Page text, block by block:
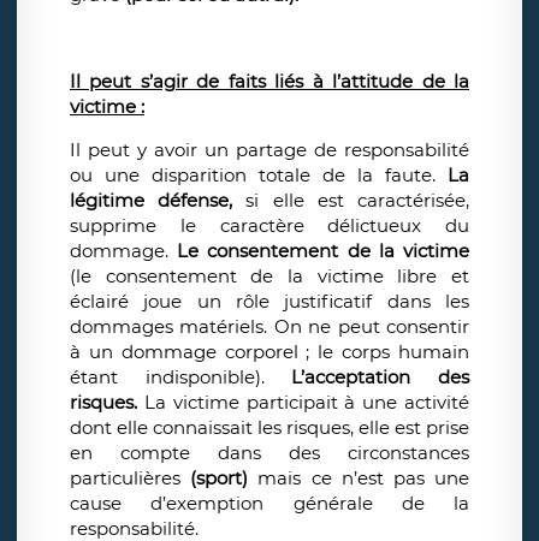
Il peut s’agir de faits liés à l’attitude de la
victime :
Il peut y avoir un partage de responsabilité
ou une disparition totale de la faute. La
légitime défense, si elle est caractérisée,
supprime le caractère délictueux du
dommage. Le consentement de la victime
(le consentement de la victime libre et
éclairé joue un rôle justificatif dans les
dommages matériels. On ne peut consentir
à un dommage corporel ; le corps humain
étant indisponible). L’acceptation des
risques. La victime participait à une activité
dont elle connaissait les risques, elle est prise
en compte dans des circonstances
particulières (sport) mais ce n’est pas une
cause d’exemption générale de la
responsabilité.